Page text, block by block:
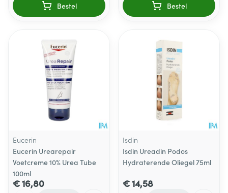
Bestel Bestel
Eucerin
Eucerin Urearepair
Voetcreme 10% Urea Tube
100ml
€ 16,80
Isdin
Isdin Ureadin Podos
Hydraterende Oliegel 75ml
€ 14,58